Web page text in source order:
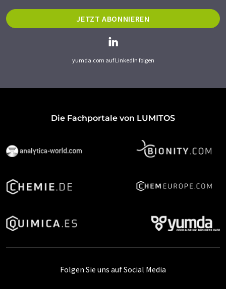
JETZT ABONNIEREN
yumda.com auf LinkedIn folgen
Die Fachportale von LUMITOS
Folgen Sie uns auf Social Media